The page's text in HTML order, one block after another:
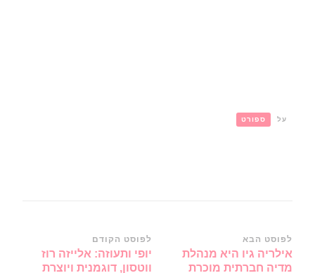
על ספורט
ניווט
ברשומות
לפוסט הקודם
יופי ותעוזה: אלייזה רוז
ווטסון, דוגמנית ויוצרת
לפוסט הבא
אילריה גיו היא מנהלת
מדיה חברתית מוכרת